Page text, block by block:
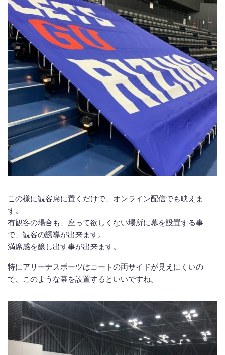
この様に観客席に置くだけで、オンライン配信でも映えま
す。
有観客の場合も、座って欲しくない場所に幕を設置する事
で、観客の誘導が出来ます。
満席感を醸し出す事が出来ます。
特にアリーナスポーツはコートの両サイドが見えにくいの
で、このような幕を設置するといいですね。